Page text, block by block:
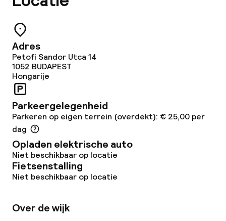
Adres
Petofi Sandor Utca 14
1052 BUDAPEST
Hongarije
Parkeergelegenheid
Parkeren op eigen terrein (overdekt): € 25,00 per
dag
Opladen elektrische auto
Niet beschikbaar op locatie
Fietsenstalling
Niet beschikbaar op locatie
Over de wijk